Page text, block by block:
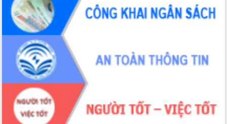
2025
Tập trung triển khai quyết liệt, đồng bộ
các giải pháp nhằm thực hiện hiệu quả
các nhiệm vụ đề ra năm 2025
Phát huy vai trò của người có uy tín
trong phòng chống tảo hôn và hôn
nhân cận huyết thống
Nông sản Tây Nguyên thu hút doanh
nghiệp nước ngoài
Đắk Lắk định vị thương hiệu du lịch
“Biển – Rừng – Cà phê” trong không